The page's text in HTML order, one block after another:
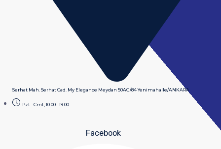
Serhat Mah. Serhat Cad. My Elegance Meydan 50AG/84 Yenimahalle/ANKARA
Pzt - Cmt, 10:00 - 19:00
Facebook